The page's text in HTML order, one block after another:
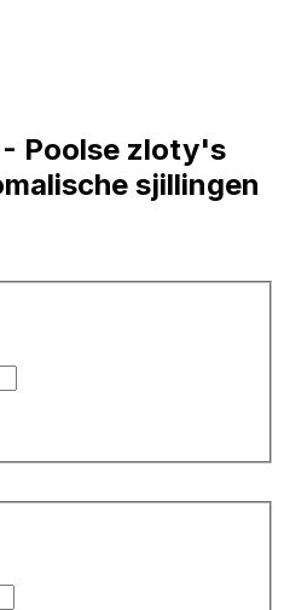
- Poolse zloty's
sjillingen